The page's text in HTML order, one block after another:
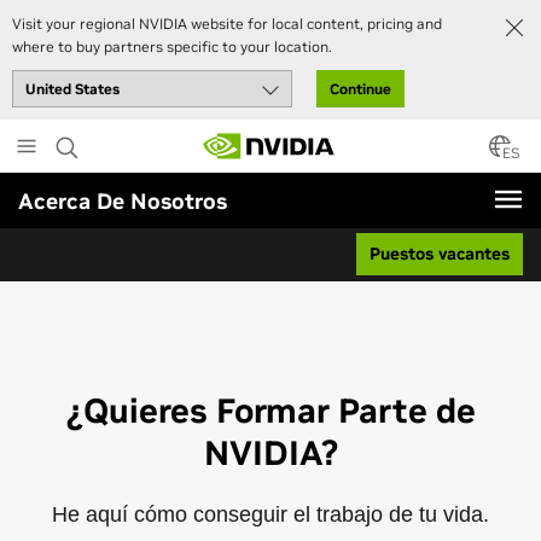
Visit your regional NVIDIA website for local content, pricing and
where to buy partners specific to your location.
Continue
to
main
content
ES
Acerca De Nosotros
Puestos vacantes
¿Quieres Formar Parte de
NVIDIA?
He aquí cómo conseguir el trabajo de tu vida.